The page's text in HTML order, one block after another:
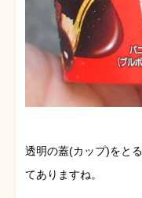
透明の蓋(カップ)をと
てありますね。